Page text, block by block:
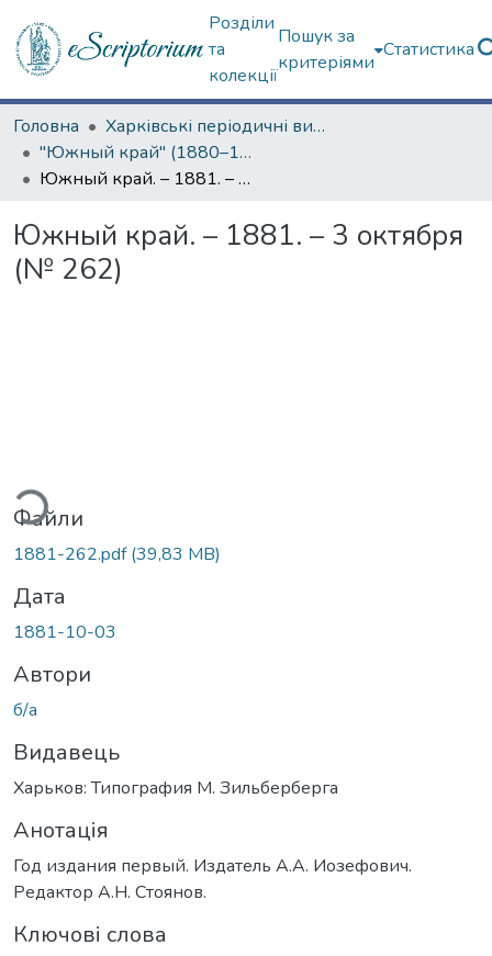
Розділи
та
колекції
Пошук за
критеріями
Статистика
Головна
Харківські періодичні видання
"Южный край" (1880–1919 гг.)
Южный край. – 1881. – 3 октября (№ 262)
Южный край. – 1881. – 3 октября
(№ 262)
Файли
1881-262.pdf(39,83 MB)
Дата
1881-10-03
Автори
б/а
Видавець
Харьков: Типография М. Зильберберга
Анотація
Год издания первый. Издатель А.А. Иозефович.
Редактор А.Н. Стоянов.
Ключові слова